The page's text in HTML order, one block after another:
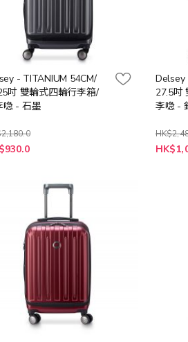
- TITANIUM 54CM/
吋 雙輪式四輪行李箱/
喼 - 石墨
Delsey
27.5吋
李喼 -
特
殊